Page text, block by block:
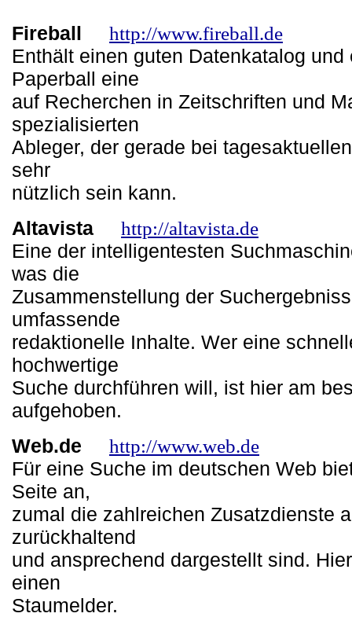
Fireball http://www.fireball.de
Enthält einen guten Datenkatalog und
Paperball eine
auf Recherchen in Zeitschriften und
spezialisierten
Ableger, der gerade bei
sehr
nützlich sein kann.
Altavista
http://altavista.de
Eine der intelligentesten
was die
Zusammenstellung der
umfassende
redaktionelle Inhalte. Wer eine
hochwertige
Suche durchführen will, ist hier am
aufgehoben.
Web.de
http://www.web.de
Für eine Suche im deutschen Web
Seite an,
zumal die zahlreichen Zusatzdienste
zurückhaltend
und ansprechend dargestellt sind.
einen
Staumelder.